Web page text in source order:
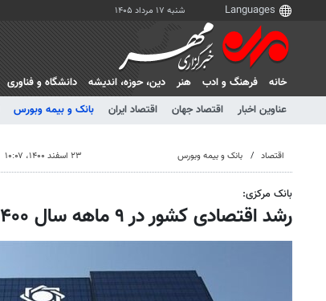
شنبه ۱۷ مرداد ۱۴۰۵
خانه فرهنگ و ادب هنر دين، حوزه، انديشه دانشگاه و فناوری
عناوین اخبار
اقتصاد جهان اقتصاد ایران بانک و بیمه وبورس
اقتصاد بانک و بیمه وبورس ۲۳ اسفند ۱۴۰۰، ۱۰:۰۷
بانک مرکزی:
رشد اقتصادی کشور در ۹ ماهه سال ۱۴۰۰ به ۴.۱ درصد رسید